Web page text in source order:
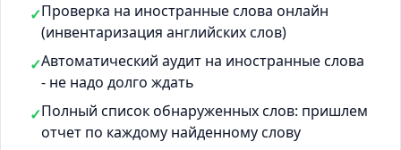
✓Проверка на иностранные слова онлайн
(инвентаризация английских слов)
✓Автоматический аудит на иностранные слова
- не надо долго ждать
✓Полный список обнаруженных слов: пришлем
отчет по каждому найденному слову